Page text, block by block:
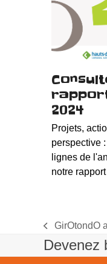
2024
Projets,
perspective
lignes de
notre
previous
post:
GirOtondO
Devenez